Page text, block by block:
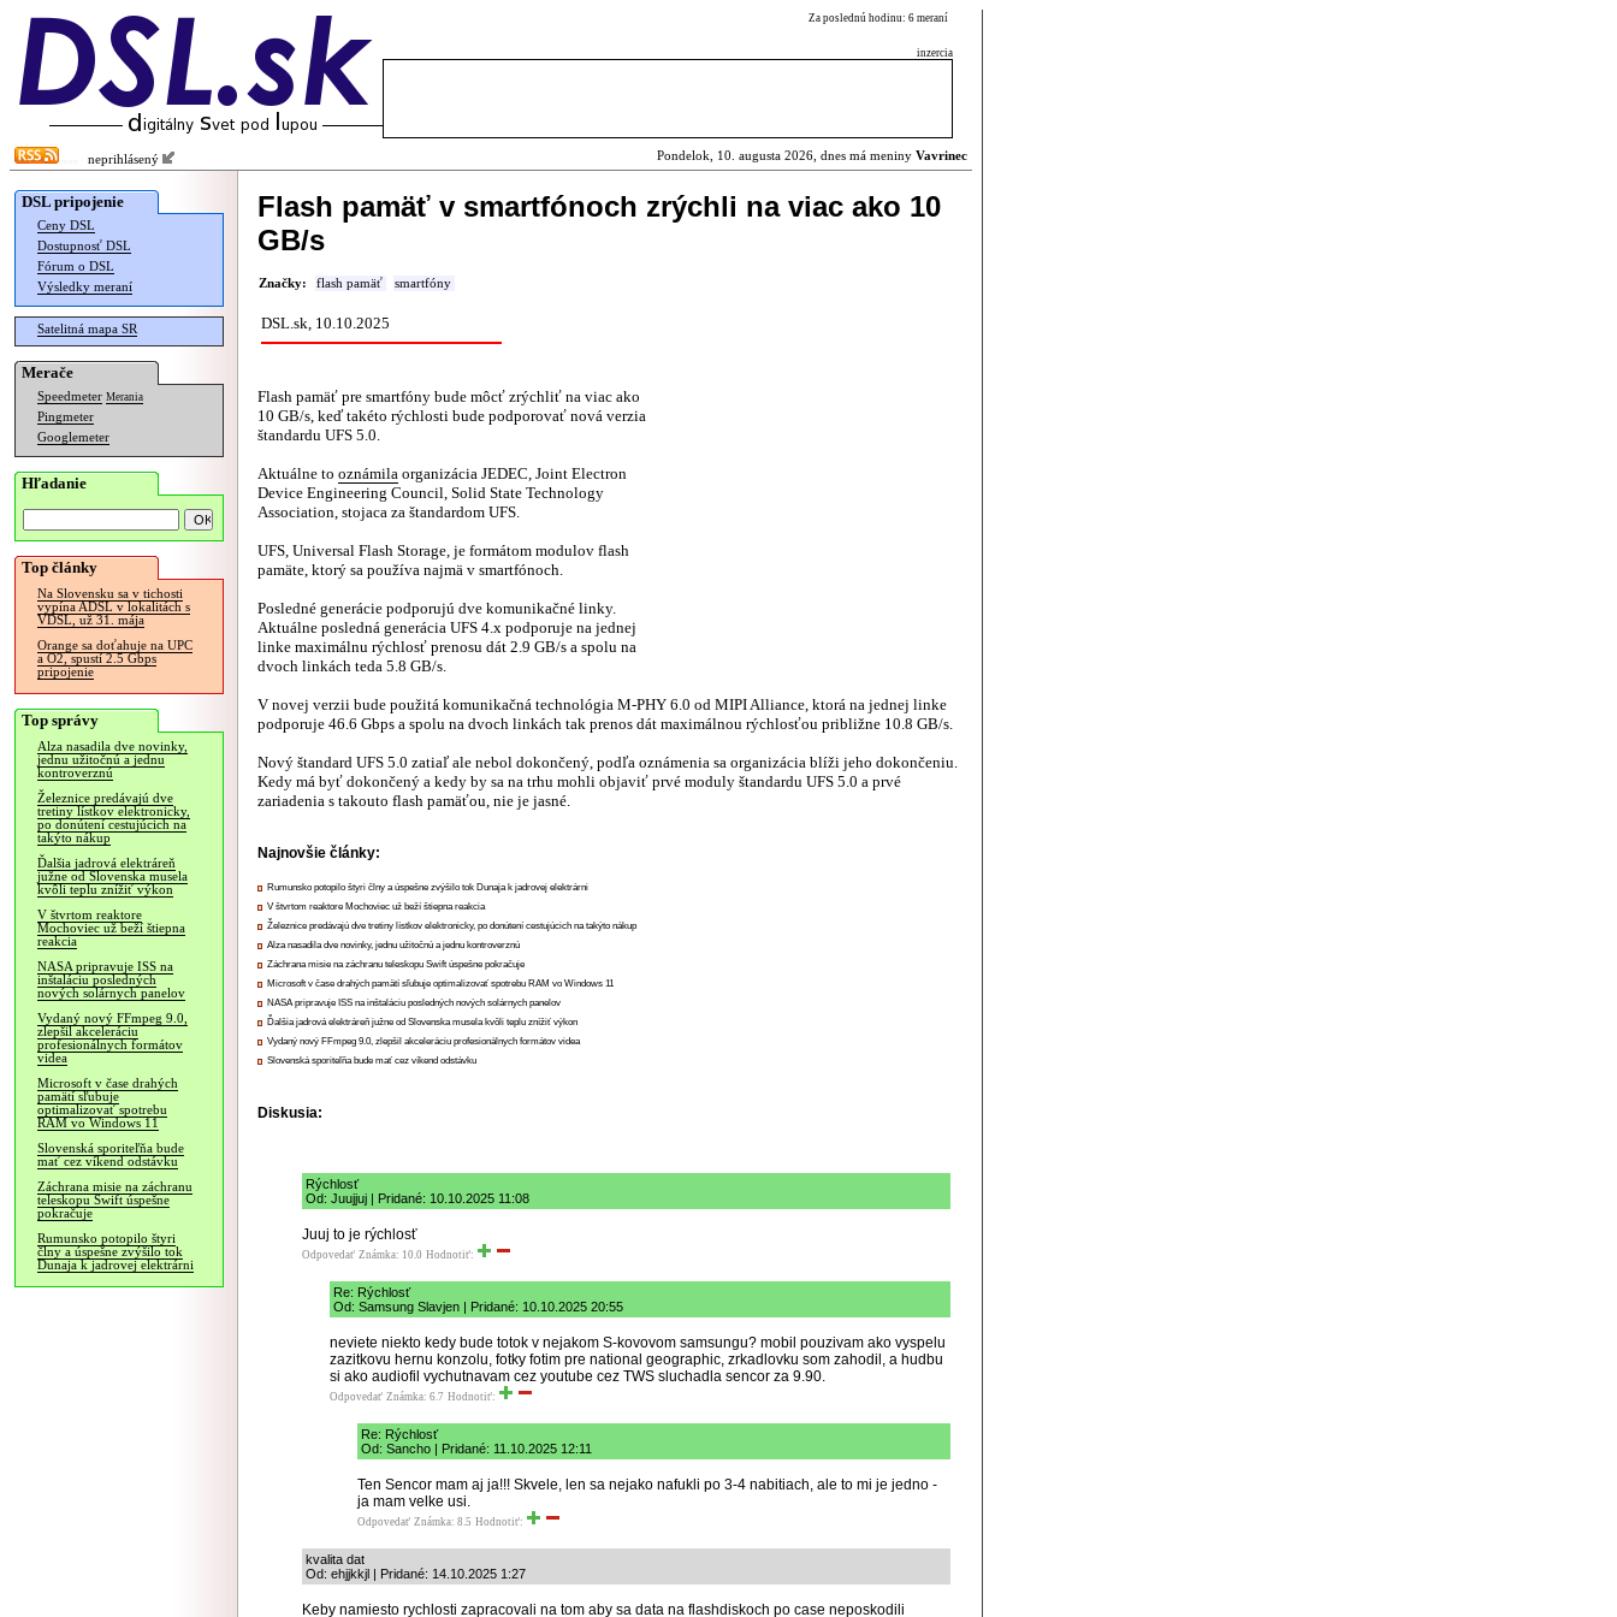
Za poslednú hodinu: 6 meraní
inzercia
neprihlásený Pondelok, 10. augusta 2026, dnes má meniny Vavrinec
DSL pripojenie
Ceny DSL
Dostupnosť DSL
Fórum o DSL
Výsledky meraní
Satelitná mapa SR
Merače
Speedmeter Merania
Pingmeter
Googlemeter
Hľadanie
Top články
Na Slovensku sa v tichosti
vypína ADSL v lokalitách s
VDSL, už 31. mája
Orange sa doťahuje na UPC
a O2, spustí 2.5 Gbps
pripojenie
Top správy
Alza nasadila dve novinky,
jednu užitočnú a jednu
kontroverznú
Železnice predávajú dve
tretiny lístkov elektronicky,
po donútení cestujúcich na
takýto nákup
Ďalšia jadrová elektráreň
južne od Slovenska musela
kvôli teplu znížiť výkon
V štvrtom reaktore
Mochoviec už beží štiepna
reakcia
NASA pripravuje ISS na
inštaláciu posledných
nových solárnych panelov
Vydaný nový FFmpeg 9.0,
zlepšil akceleráciu
profesionálnych formátov
videa
Microsoft v čase drahých
pamätí sľubuje
optimalizovať spotrebu
RAM vo Windows 11
Slovenská sporiteľňa bude
mať cez víkend odstávku
Záchrana misie na záchranu
teleskopu Swift úspešne
pokračuje
Rumunsko potopilo štyri
člny a úspešne zvýšilo tok
Dunaja k jadrovej elektrárni
Flash pamäť v smartfónoch zrýchli na viac ako 10
GB/s
Značky: flash pamäť smartfóny
DSL.sk, 10.10.2025
Flash pamäť pre smartfóny bude môcť zrýchliť na viac ako
10 GB/s, keď takéto rýchlosti bude podporovať nová verzia
štandardu UFS 5.0.
Aktuálne to oznámila organizácia JEDEC, Joint Electron
Device Engineering Council, Solid State Technology
Association, stojaca za štandardom UFS.
UFS, Universal Flash Storage, je formátom modulov flash
pamäte, ktorý sa používa najmä v smartfónoch.
Posledné generácie podporujú dve komunikačné linky.
Aktuálne posledná generácia UFS 4.x podporuje na jednej
linke maximálnu rýchlosť prenosu dát 2.9 GB/s a spolu na
dvoch linkách teda 5.8 GB/s.
V novej verzii bude použitá komunikačná technológia M-PHY 6.0 od MIPI Alliance, ktorá na jednej linke
podporuje 46.6 Gbps a spolu na dvoch linkách tak prenos dát maximálnou rýchlosťou približne 10.8 GB/s.
Nový štandard UFS 5.0 zatiaľ ale nebol dokončený, podľa oznámenia sa organizácia blíži jeho dokončeniu.
Kedy má byť dokončený a kedy by sa na trhu mohli objaviť prvé moduly štandardu UFS 5.0 a prvé
zariadenia s takouto flash pamäťou, nie je jasné.
Najnovšie články:
Rumunsko potopilo štyri člny a úspešne zvýšilo tok Dunaja k jadrovej elektrárni
V štvrtom reaktore Mochoviec už beží štiepna reakcia
Železnice predávajú dve tretiny lístkov elektronicky, po donútení cestujúcich na takýto nákup
Alza nasadila dve novinky, jednu užitočnú a jednu kontroverznú
Záchrana misie na záchranu teleskopu Swift úspešne pokračuje
Microsoft v čase drahých pamätí sľubuje optimalizovať spotrebu RAM vo Windows 11
NASA pripravuje ISS na inštaláciu posledných nových solárnych panelov
Ďalšia jadrová elektráreň južne od Slovenska musela kvôli teplu znížiť výkon
Vydaný nový FFmpeg 9.0, zlepšil akceleráciu profesionálnych formátov videa
Slovenská sporiteľňa bude mať cez víkend odstávku
Diskusia:
Rýchlosť
Od: Juujjuj | Pridané: 10.10.2025 11:08
Juuj to je rýchlosť
Odpovedať Známka: 10.0 Hodnotiť:
Re: Rýchlosť
Od: Samsung Slavjen | Pridané: 10.10.2025 20:55
neviete niekto kedy bude totok v nejakom S-kovovom samsungu? mobil pouzivam ako vyspelu
zazitkovu hernu konzolu, fotky fotim pre national geographic, zrkadlovku som zahodil, a hudbu
si ako audiofil vychutnavam cez youtube cez TWS sluchadla sencor za 9.90.
Odpovedať Známka: 6.7 Hodnotiť:
Re: Rýchlosť
Od: Sancho | Pridané: 11.10.2025 12:11
Ten Sencor mam aj ja!!! Skvele, len sa nejako nafukli po 3-4 nabitiach, ale to mi je jedno -
ja mam velke usi.
Odpovedať Známka: 8.5 Hodnotiť:
kvalita dat
Od: ehjjkkjl | Pridané: 14.10.2025 1:27
Keby namiesto rychlosti zapracovali na tom aby sa data na flashdiskoch po case neposkodili